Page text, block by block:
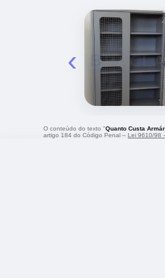
‹
O conteúdo do texto "Quanto Custa
artigo 184 do Código Penal – Lei 9610/98